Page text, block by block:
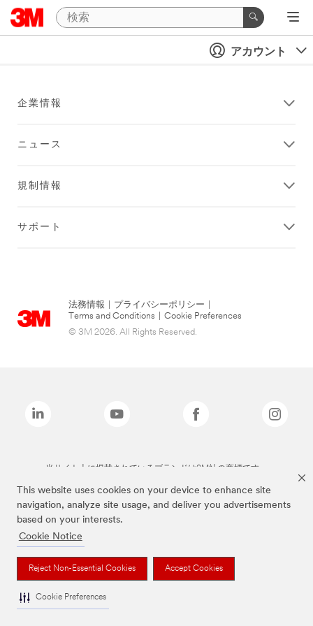
This website uses cookies on your device to enhance site
navigation, analyze site usage, and deliver you advertisements
based on your interests.
Cookie Notice
Reject Non-Essential Cookies Accept Cookies
Cookie Preferences
アカウント
企業情報
ニュース
規制情報
サポート
法務情報 プライバシーポリシー
Terms and Conditions
Cookie Preferences
© 3M 2026. All Rights Reserved.
当サイト上に掲載されているブランドは3M社の商標です。